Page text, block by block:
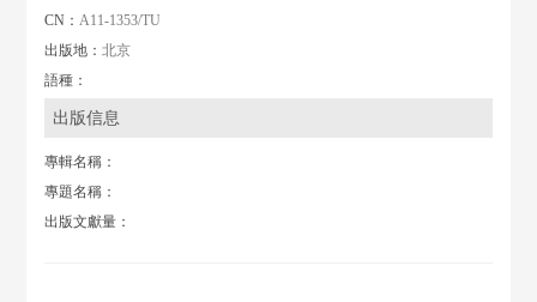
CN：A11-1353/TU
出版地：北京
語種：
出版信息
專輯名稱：
專題名稱：
出版文獻量：